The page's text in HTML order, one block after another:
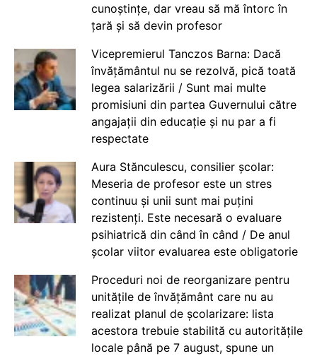
cunoștințe, dar vreau să mă întorc în
țară și să devin profesor
Vicepremierul Tanczos Barna: Dacă
învățământul nu se rezolvă, pică toată
legea salarizării / Sunt mai multe
promisiuni din partea Guvernului către
angajații din educație și nu par a fi
respectate
Aura Stănculescu, consilier școlar:
Meseria de profesor este un stres
continuu și unii sunt mai puțini
rezistenți. Este necesară o evaluare
psihiatrică din când în când / De anul
școlar viitor evaluarea este obligatorie
Proceduri noi de reorganizare pentru
unitățile de învățământ care nu au
realizat planul de școlarizare: lista
acestora trebuie stabilită cu autoritățile
locale până pe 7 august, spune un